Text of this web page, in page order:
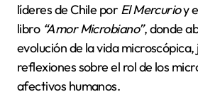
líderes de Chile por El Mercurioy
libro “Amor Microbiano”, donde
evolución de la vida
reflexiones sobre el rol de los
afectivos humanos.